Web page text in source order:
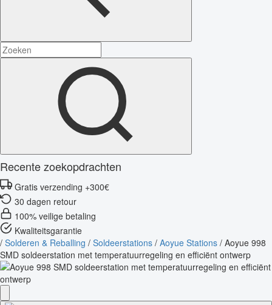
Recente zoekopdrachten
Gratis verzending +300€
30 dagen retour
100% veilige betaling
Kwaliteitsgarantie
/ Solderen & Reballing / Soldeerstations / Aoyue Stations / Aoyue 998
SMD soldeerstation met temperatuurregeling en efficiënt ontwerp